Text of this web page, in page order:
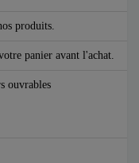
produits.
panier avant l'achat.
ouvrables